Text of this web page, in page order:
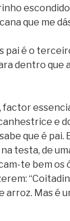
que me
pai é o
den­tro
fac­tor
e
que é pai.
testa, de
te bem os
arroz. Mas é